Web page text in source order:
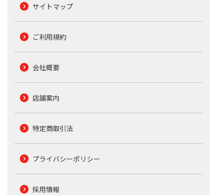
サイトマップ
ご利用規約
会社概要
店舗案内
特定商取引法
プライバシーポリシー
採用情報